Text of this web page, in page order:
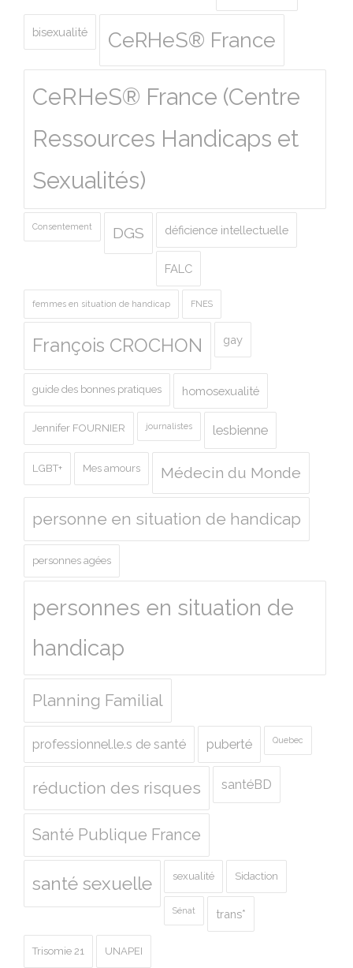
bisexualité CeRHeS® France
CeRHeS® France (Centre
Ressources Handicaps et
Sexualités)
Consentement DGS déficience intellectuelle
FALC
femmes en situation de handicap FNES
François CROCHON gay
guide des bonnes pratiques homosexualité
Jennifer FOURNIER journalistes lesbienne
LGBT+ Mes amours Médecin du Monde
personne en situation de handicap
personnes agées
personnes en situation de
handicap
Planning Familial
professionnel.le.s de santé puberté Quebec
réduction des risques santéBD
Santé Publique France
santé sexuelle sexualité Sidaction
Sénat trans*
Trisomie 21 UNAPEI